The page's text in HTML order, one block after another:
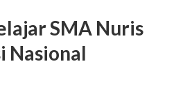
SMA Nuris
Nasional